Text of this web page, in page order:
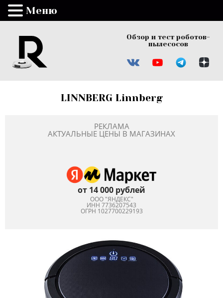
Обзор и тест роботов-
пылесосов
LINNBERG Linnberg
РЕКЛАМА
АКТУАЛЬНЫЕ ЦЕНЫ В МАГАЗИНАХ
от 14 000 рублей
ООО "ЯНДЕКС"
ИНН 7736207543
ОГРН 1027700229193
Меню